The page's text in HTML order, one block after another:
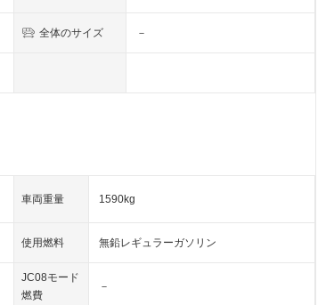
全体のサイズ －
車両重量 1590kg
使用燃料 無鉛レギュラーガソリン
JC08モード
燃費
－